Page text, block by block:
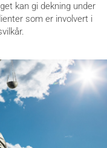
kan gi dekning under
som er involvert i